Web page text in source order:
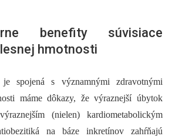
benefity súvisiace
hmotnosti
je spojená s významnými zdravotnými
máme dôkazy, že výraznejší úbytok
(nielen) kardiometabolickým
na báze inkretínov zahŕňajú